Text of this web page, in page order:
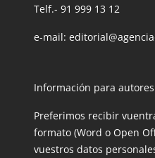
Telf.- 91 999 13 12
e-mail:
Información para autores
Preferimos recibir
formato (Word o Open
vuestros datos